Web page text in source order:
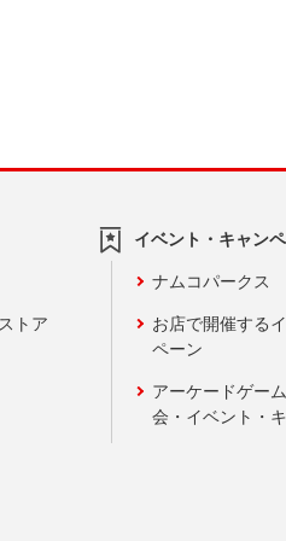
トア
イベント・キャン
ナムコパークス
お店で開催する
ペーン
アーケードゲー
会・イベント・